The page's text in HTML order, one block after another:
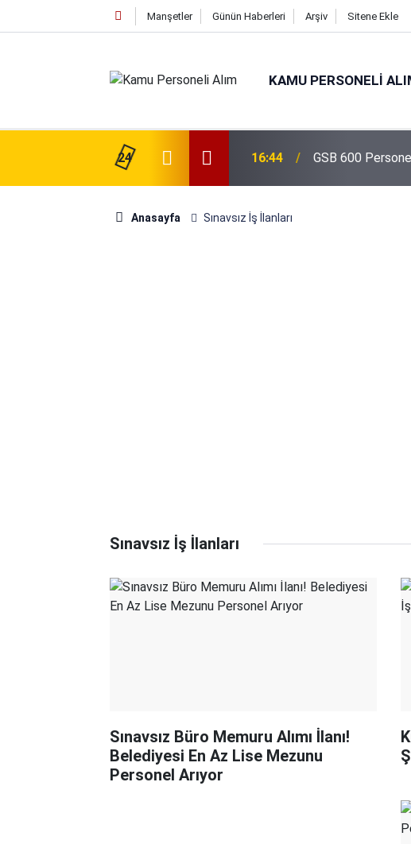
Manşetler Günün Haberleri Arşiv Sitene Ekle
KAMU PERSONELI
24
Alımı Gündemde! Bakan Çiftçi Süreci
16:44 GSB 600
Anasayfa Sınavsız İş İlanları
Sınavsız İş İlanları
Sınavsız Büro Memuru Alımı İlanı!
Belediyesi En Az Lise Mezunu
Personel Arıyor